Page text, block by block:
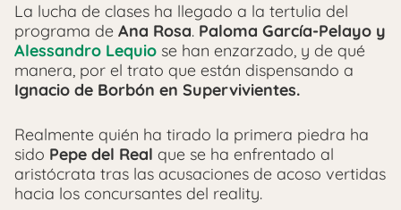
La lucha de clases ha llegado a la tertulia del
programa de Ana Rosa. Paloma García-Pelayo y
Alessandro Lequio se han enzarzado, y de qué
manera, por el trato que están dispensando a
Ignacio de Borbón en Supervivientes.
Realmente quién ha tirado la primera piedra ha
sido Pepe del Real que se ha enfrentado al
aristócrata tras las acusaciones de acoso vertidas
hacia los concursantes del reality.